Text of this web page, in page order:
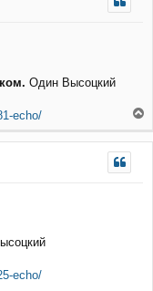
Один Высоцкий
echo/
г
echo/